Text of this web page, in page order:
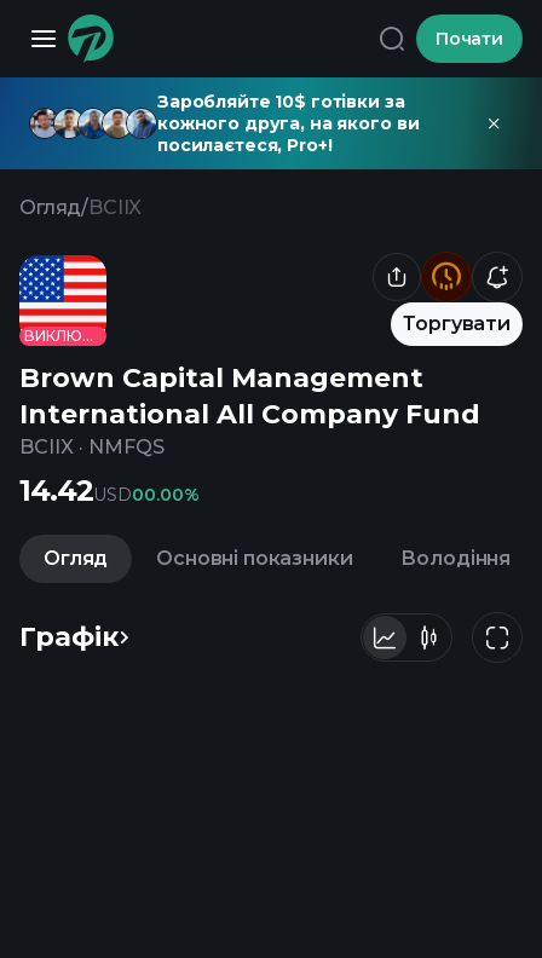
Почати
Заробляйте 10$ готівки за
кожного друга, на якого ви
посилаєтеся, Pro+!
Огляд/BCIIX
ВИКЛЮЧЕНО
Торгувати
Brown Capital Management
International All Company Fund
BCIIX · NMFQS
14.42USD00.00%
Огляд Основні показники Володіння
Графік